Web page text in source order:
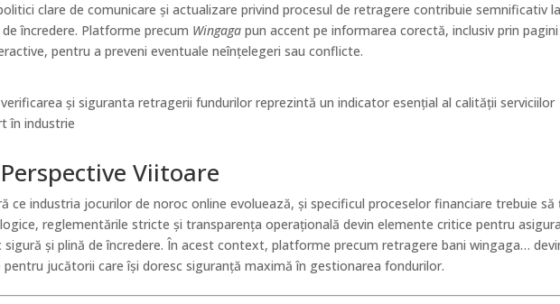
clare de comunicare și actualizare privind procesul de retragere contribuie semnificativ la
încredere. Platforme precum Wingaga pun accent pe informarea corectă, inclusiv prin pagini
pentru a preveni eventuale neînțelegeri sau conflicte.
și siguranta retragerii fundurilor reprezintă un indicator esențial al calității serviciilor
în industrie
Viitoare
ce industria jocurilor de noroc online evoluează, și specificul proceselor financiare trebuie să
reglementările stricte și transparența operațională devin elemente critice pentru
sigură și plină de încredere. În acest context, platforme precum retragere bani wingaga…
pentru jucătorii care își doresc siguranță maximă în gestionarea fondurilor.